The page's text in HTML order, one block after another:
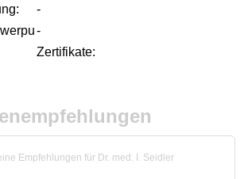
-
-
Zertifikate:
Empfehlungen für Dr. med. I. Seidler